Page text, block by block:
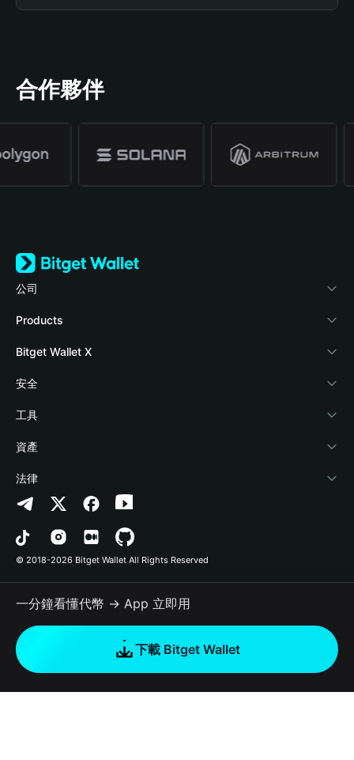
合作夥伴
公司
關於 Bitget Wallet
部落格
學院
加密資訊
幫助中心
‌聯繫我們
品牌資源
工作機會
Products
Crypto Card
Stablecoin Earn
Payfi Crypto
Crypto Swap API
Altcoin Season Index
Prediction Markets
DApp
RWA
如何購買加密貨幣
Bitget Wallet X
開發者文件
連接錢包
Bitget Wallet Pay
合作上架
安全
風險保障基金
安全防護技術
工具
快捷買幣
授權檢測
合約檢測
批次轉帳
資產
Arbitrum
Avalanche
Bitcoin
Polygon
法律
隱私協議
用戶使用協議
© 2018-2026 Bitget Wallet All Rights Reserved
一分鐘看懂代幣 → App 立即用
下載 Bitget Wallet